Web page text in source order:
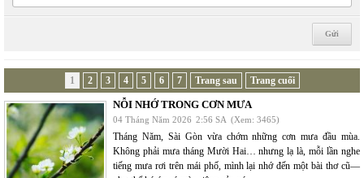
1 2 3 4 5 6 7 Trang sau Trang cuối
NỖI NHỚ TRONG CƠN MƯA
04 Tháng Năm 2026 2:56 SA (Xem: 3465)
Tháng Năm, Sài Gòn vừa chớm những cơn mưa đầu mùa.
Không phải mưa tháng Mười Hai… nhưng lạ là, mỗi lần nghe
tiếng mưa rơi trên mái phố, mình lại nhớ đến một bài thơ cũ—